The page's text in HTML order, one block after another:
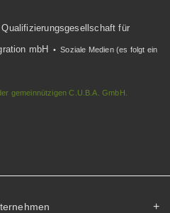
für
mbH
• Soziale Medien (es folgt ein